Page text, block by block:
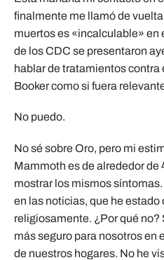
finalmente me llamó de
muertos es «incalculable» en
de los CDC se presentaron
hablar de tratamientos contra
Booker como si fuera
No puedo.
No sé sobre Oro, pero mi
Mammoth es de alrededor de
mostrar los mismos
en las noticias, que he estado
religiosamente. ¿Por qué no?
más seguro para nosotros en
de nuestros hogares. No he